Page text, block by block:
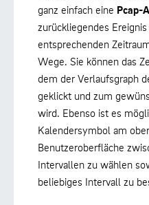
ganz einfach eine Pcap-
zurückliegendes
entsprechenden
Wege. Sie können das
dem der Verlaufsgraph
geklickt und zum
wird. Ebenso ist es
Kalendersymbol am
Benutzeroberfläche
Intervallen zu wählen
beliebiges Intervall zu